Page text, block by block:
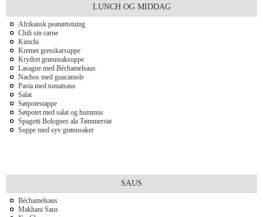
LUNCH OG MIDDAG
Afrikansk peanøttstuing
Chili sin carne
Kimchi
Kremet gresskarsuppe
Krydret grønnsaksuppe
Lasagne med Béchamelsaus
Nachos med guacamole
Pasta med tomatsaus
Salat
Søtpotestappe
Søtpotet med salat og hummus
Spagetti Bolognes ala Tømmerstø
Suppe med syv grønnsaker
SAUS
Béchamelsaus
Makhani Saus